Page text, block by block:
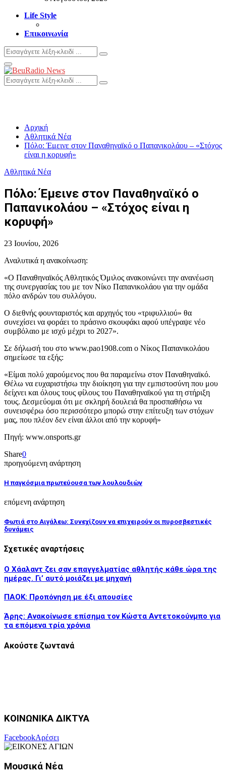
Life Style
Επικοινωνία
Search
for:
Search
Primary
Menu
Search
for:
Search
Αρχική
Αθλητικά Νέα
Πόλο: Έμεινε στον Παναθηναϊκό ο Παπανικολάου – «Στόχος
είναι η κορυφή»
Αθλητικά Νέα
Πόλο: Έμεινε στον Παναθηναϊκό ο
Παπανικολάου – «Στόχος είναι η
κορυφή»
23 Ιουνίου, 2026
Αναλυτικά η ανακοίνωση:
«Ο Παναθηναϊκός Αθλητικός Όμιλος ανακοινώνει την ανανέωση
της συνεργασίας του με τον Νίκο Παπανικολάου για την ομάδα
πόλο ανδρών του συλλόγου.
Ο διεθνής φουνταριστός και αρχηγός του «τριφυλλιού» θα
συνεχίσει να φοράει το πράσινο σκουφάκι αφού υπέγραψε νέο
συμβόλαιο με ισχύ μέχρι το 2027».
Σε δήλωσή του στο www.pao1908.com ο Νίκος Παπανικολάου
σημείωσε τα εξής:
«Είμαι πολύ χαρούμενος που θα παραμείνω στον Παναθηναϊκό.
Θέλω να ευχαριστήσω την διοίκηση για την εμπιστοσύνη που μου
δείχνει και όλους τους φίλους του Παναθηναϊκού για τη στήριξη
τους. Δεσμεύομαι ότι με σκληρή δουλειά θα προσπαθήσω να
συνεισφέρω όσο περισσότερο μπορώ στην επίτευξη των στόχων
μας, που πλέον δεν είναι άλλοι από την κορυφή»
Πηγή: www.onsports.gr
Share0
προηγούμενη ανάρτηση
H παγκόσμια πρωτεύουσα των λουλουδιών
επόμενη ανάρτηση
Φωτιά στο Αιγάλεω: Συνεχίζουν να επιχειρούν οι πυροσβεστικές
δυνάμεις
Σχετικές αναρτήσεις
Ο Χάαλαντ ζει σαν επαγγελματίας αθλητής κάθε ώρα της
ημέρας. Γι’ αυτό μοιάζει με μηχανή
ΠΑΟΚ: Προπόνηση με έξι απουσίες
Άρης: Ανακοίνωσε επίσημα τον Κώστα Αντετοκούνμπο για
τα επόμενα τρία χρόνια
Ακούστε ζωντανά
ΚΟΙΝΩΝΙΚΑ ΔΙΚΤΥΑ
FacebookΑρέσει
Μουσικά Νέα